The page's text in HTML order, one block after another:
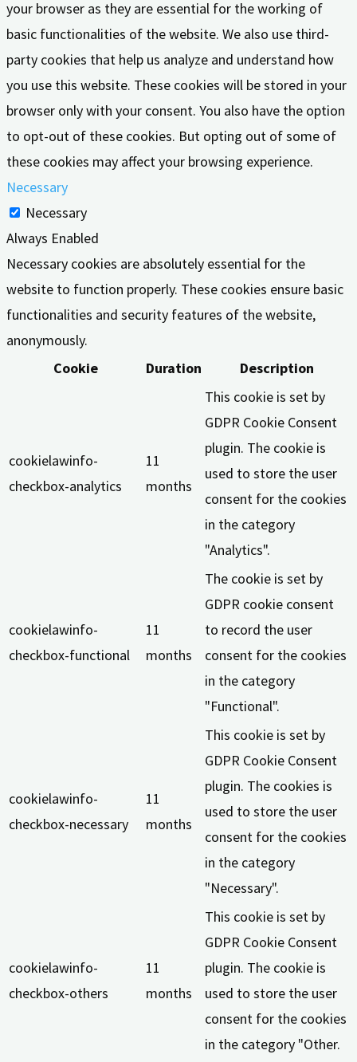
your browser as they are essential for the working of
basic functionalities of the website. We also use third-
party cookies that help us analyze and understand how
you use this website. These cookies will be stored in your
browser only with your consent. You also have the option
to opt-out of these cookies. But opting out of some of
these cookies may affect your browsing experience.
Necessary
Necessary
Always Enabled
Necessary cookies are absolutely essential for the
website to function properly. These cookies ensure basic
functionalities and security features of the website,
anonymously.
Cookie
Duration Description
cookielawinfo-
checkbox-analytics
11
months
This cookie is set by
GDPR Cookie Consent
plugin. The cookie is
used to store the user
consent for the cookies
in the category
"Analytics".
cookielawinfo-
checkbox-functional
11
months
The cookie is set by
GDPR cookie consent
to record the user
consent for the cookies
in the category
"Functional".
cookielawinfo-
checkbox-necessary
11
months
This cookie is set by
GDPR Cookie Consent
plugin. The cookies is
used to store the user
consent for the cookies
in the category
"Necessary".
cookielawinfo-
checkbox-others
11
months
This cookie is set by
GDPR Cookie Consent
plugin. The cookie is
used to store the user
consent for the cookies
in the category "Other.